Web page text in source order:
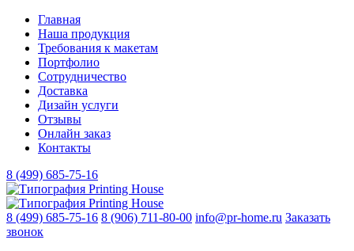
Главная
Наша продукция
Требования к макетам
Портфолио
Сотрудничество
Доставка
Дизайн услуги
Отзывы
Онлайн заказ
Контакты
8 (499) 685-75-16
8 (499) 685-75-16 8 (906) 711-80-00 info@pr-home.ru Заказать
звонок